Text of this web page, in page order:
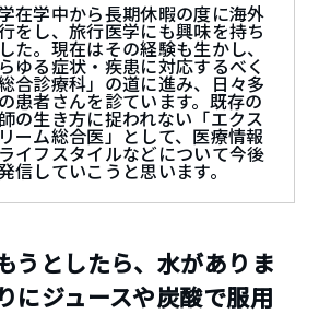
在学中から長期休暇の度に海外
をし、旅行医学にも興味を持ち
た。現在はその経験も生かし、
ゆる症状・疾患に対応するべく
総合診療科」の道に進み、日々多
患者さんを診ています。既存の
の生き方に捉われない「エクス
ーム総合医」として、医療情報
イフスタイルなどについて今後
信していこうと思います。
うとしたら、水がありま
ジュースや炭酸で服用